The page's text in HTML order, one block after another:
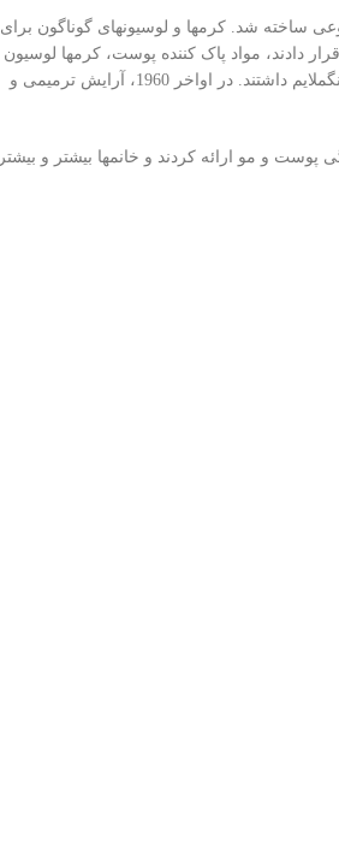
متنوعی ساخته شد. کرمها و لوسیونهای گوناگون برای
بیشتر کشورها را تحت الشعاع قرار دادند، مواد پاک کننده پوست، کرمها لوسیون
ها و نرم کننده هاو لوازم آرایش متنوعی وارد بازار شدند. ابروهای پهن مد شد، خط چشم نیز پهن مشخص بود، گونه ها و لبها رنگملایم داشتند. در اواخر 1960، آرایش ترمیمی و
پوست و مو ارائه کردند و خانمها بیشتر و بیشتر